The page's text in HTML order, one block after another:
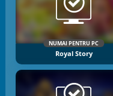
NUMAI PENTRU PC
Royal Story